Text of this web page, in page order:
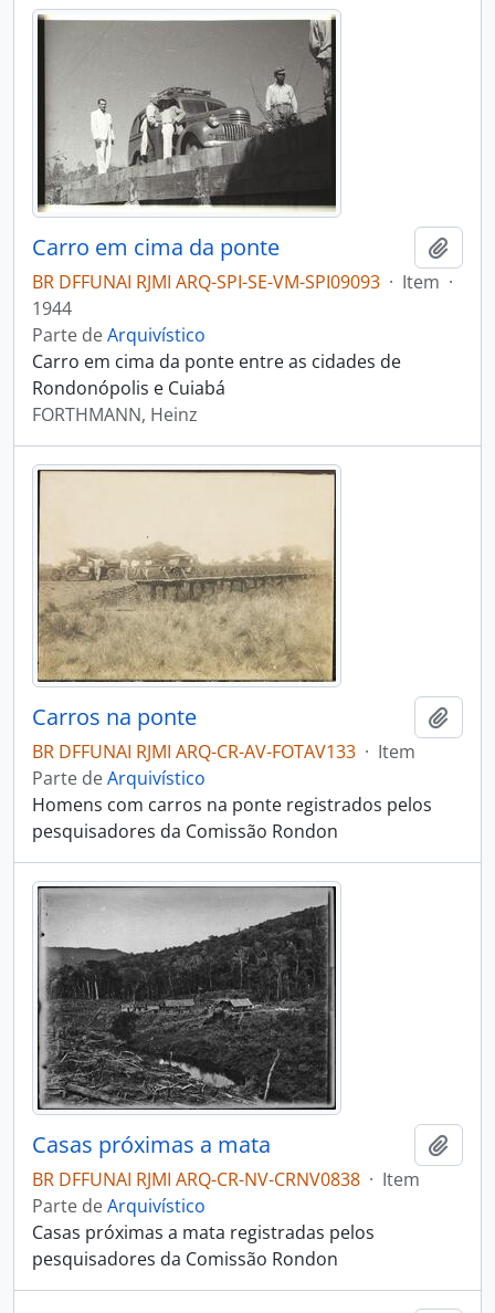
Carro em cima da ponte
BR DFFUNAI RJMI ARQ-SPI-SE-VM-SPI09093 · Item ·
1944
Parte deArquivístico
Carro em cima da ponte entre as cidades de
Rondonópolis e Cuiabá
FORTHMANN, Heinz
Carros na ponte
BR DFFUNAI RJMI ARQ-CR-AV-FOTAV133 · Item
Parte deArquivístico
Homens com carros na ponte registrados pelos
pesquisadores da Comissão Rondon
Casas próximas a mata
BR DFFUNAI RJMI ARQ-CR-NV-CRNV0838 · Item
Parte deArquivístico
Casas próximas a mata registradas pelos
pesquisadores da Comissão Rondon